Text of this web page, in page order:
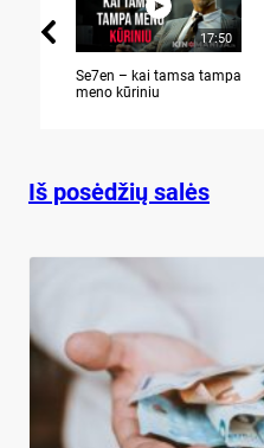
17:50
Se7en – kai tamsa tampa
meno kūriniu
Iš posėdžių salės